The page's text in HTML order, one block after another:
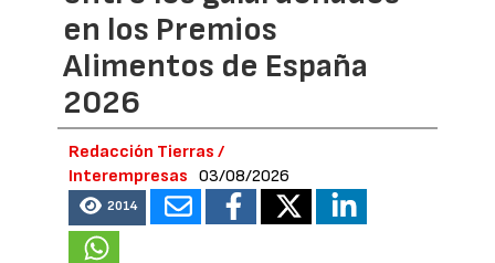
en los Premios
Alimentos de España
2026
Redacción Tierras /
Interempresas
03/08/2026
2014